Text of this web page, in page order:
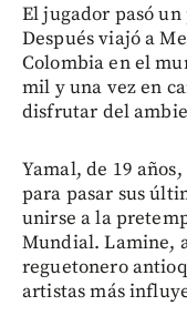
El jugador pasó
Después viajó a
Colombia en el
mil y una vez en
disfrutar del
Yamal, de 19
para pasar sus
unirse a la
Mundial. Lamine,
reguetonero
artistas más